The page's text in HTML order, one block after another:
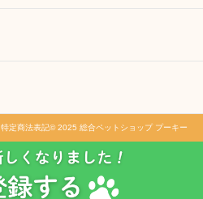
特定商法表記© 2025 総合ペットショップ プーキー